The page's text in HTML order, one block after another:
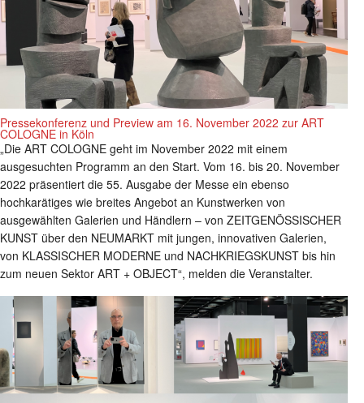
Pressekonferenz und Preview am 16. November 2022 zur ART
COLOGNE in Köln
„Die ART COLOGNE geht im November 2022 mit einem
ausgesuchten Programm an den Start. Vom 16. bis 20. November
2022 präsentiert die 55. Ausgabe der Messe ein ebenso
hochkarätiges wie breites Angebot an Kunstwerken von
ausgewählten Galerien und Händlern – von ZEITGENÖSSISCHER
KUNST über den NEUMARKT mit jungen, innovativen Galerien,
von KLASSISCHER MODERNE und NACHKRIEGSKUNST bis hin
zum neuen Sektor ART + OBJECT“, melden die Veranstalter.